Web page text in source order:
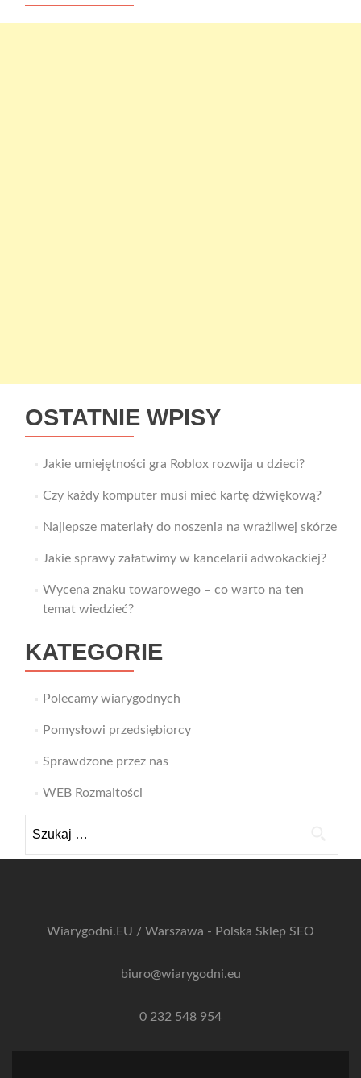
OSTATNIE WPISY
Jakie umiejętności gra Roblox rozwija u dzieci?
Czy każdy komputer musi mieć kartę dźwiękową?
Najlepsze materiały do noszenia na wrażliwej skórze
Jakie sprawy załatwimy w kancelarii adwokackiej?
Wycena znaku towarowego – co warto na ten
temat wiedzieć?
KATEGORIE
Polecamy wiarygodnych
Pomysłowi przedsiębiorcy
Sprawdzone przez nas
WEB Rozmaitości
Wiarygodni.EU / Warszawa - Polska Sklep SEO
biuro@wiarygodni.eu
0 232 548 954